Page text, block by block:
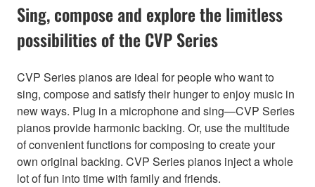
Sing, compose and explore the limitless
possibilities of the CVP Series
CVP Series pianos are ideal for people who want to
sing, compose and satisfy their hunger to enjoy music in
new ways. Plug in a microphone and sing—CVP Series
pianos provide harmonic backing. Or, use the multitude
of convenient functions for composing to create your
own original backing. CVP Series pianos inject a whole
lot of fun into time with family and friends.